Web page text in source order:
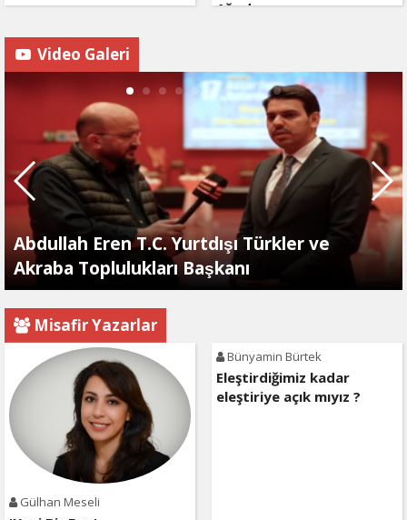
Ağırdır
Video Galeri
Abdullah Eren T.C. Yurtdışı Türkler ve
Akraba Toplulukları Başkanı
Misafir Yazarlar
Gülhan Meseli
Bünyamin Bürtek
Eleştirdiğimiz kadar
eleştiriye açık mıyız ?